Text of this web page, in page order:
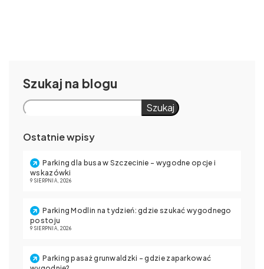
Szukaj
Szukaj
Ostatnie wpisy
Parking dla busa w Szczecinie – wygodne opcje i
wskazówki
9 SIERPNIA, 2026
Parking Modlin na tydzień: gdzie szukać wygodnego
postoju
9 SIERPNIA, 2026
Parking pasaż grunwaldzki – gdzie zaparkować